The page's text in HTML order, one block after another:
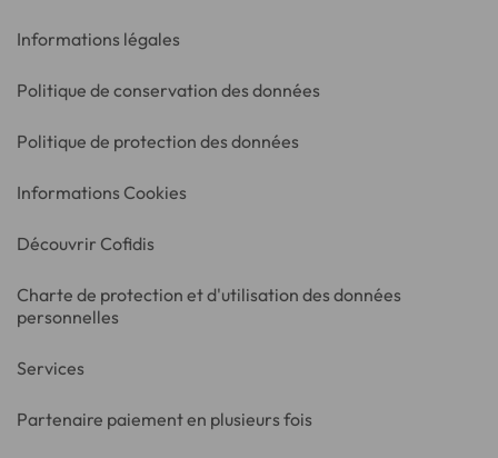
Informations légales
Politique de conservation des données
Politique de protection des données
Informations Cookies
Découvrir Cofidis
Charte de protection et d'utilisation des données
personnelles
Services
Partenaire paiement en plusieurs fois